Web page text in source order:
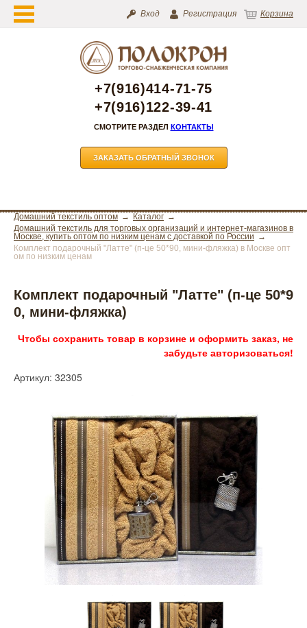
Вход Регистрация Корзина
+7(916)414-71-75
+7(916)122-39-41
СМОТРИТЕ РАЗДЕЛ КОНТАКТЫ
ЗАКАЗАТЬ ОБРАТНЫЙ ЗВОНОК
Домашний текстиль оптом
Каталог
Домашний текстиль для торговых организаций и интернет-магазинов в
Москве, купить оптом по низким ценам с доставкой по России
Комплект подарочный "Латте" (п-це 50*90, мини-фляжка) в Москве опт
ом по низким ценам
Комплект подарочный "Латте" (п-це 50*9
0, мини-фляжка)
Чтобы сохранить товар в корзине и оформить заказ, не
забудьте авторизоваться!
Артикул: 32305